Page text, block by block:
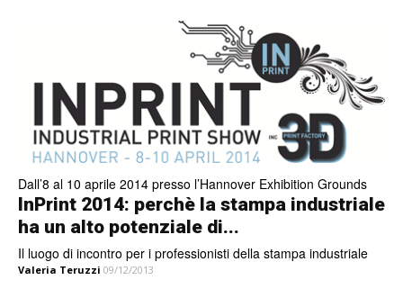
Dall’8 al 10 aprile 2014 presso l’Hannover Exhibition Grounds
InPrint 2014: perchè la stampa industriale
ha un alto potenziale di...
Il luogo di incontro per i professionisti della stampa industriale
Valeria Teruzzi 09/12/2013